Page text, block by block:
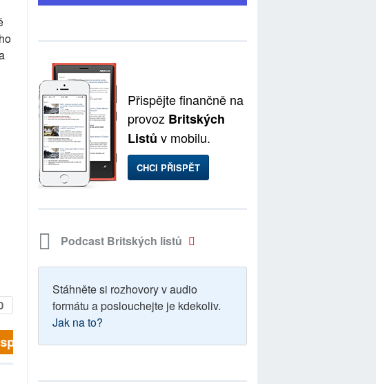
➥
Přispějte finančně na
provoz Britských
Listů v mobilu.
CHCI PŘISPĚT
Podcast Britských listů
Stáhněte si rozhovory v audio
formátu a poslouchejte je kdekoliv.
Jak na to?